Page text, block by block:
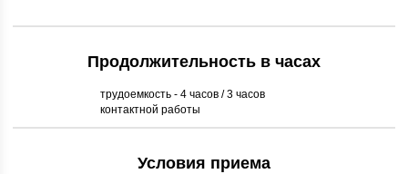
Продолжительность в часах
трудоемкость - 4 часов / 3 часов
контактной работы
Условия приема